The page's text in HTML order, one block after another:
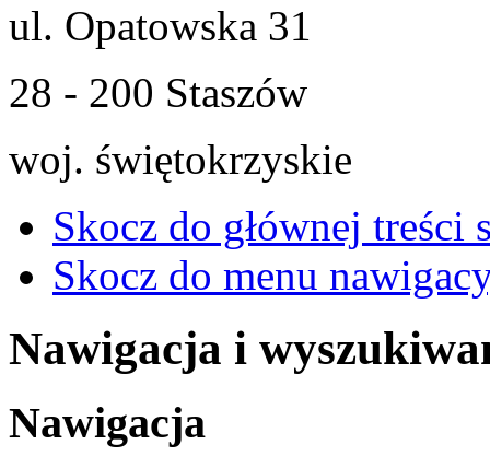
ul. Opatowska 31
28 - 200 Staszów
woj. świętokrzyskie
Skocz do głównej treści
Skocz do menu
Nawigacja i
Nawigacja